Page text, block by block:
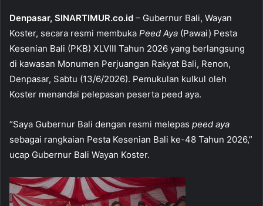
o
k
p
Denpasar, SINARTIMUR.co.id – Gubernur Bali, Wayan
Koster, secara resmi membuka Peed Aya (Pawai) Pesta
Kesenian Bali (PKB) XLVIII Tahun 2026 yang berlangsung
di kawasan Monumen Perjuangan Rakyat Bali, Renon,
Denpasar, Sabtu (13/6/2026). Pemukulan kulkul oleh
Koster menandai pelepasan peserta peed aya.
“Saya Gubernur Bali dengan resmi melepas peed aya
sebagai rangkaian Pesta Kesenian Bali ke-48 Tahun 2026,”
ucap Gubernur Bali Wayan Koster.